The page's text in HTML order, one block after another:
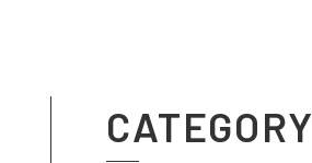
CATEGORY